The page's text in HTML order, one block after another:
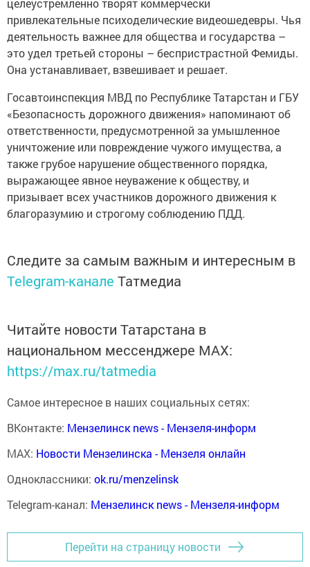
целеустремленно творят коммерчески
привлекательные психоделические видеошедевры. Чья
деятельность важнее для общества и государства –
это удел третьей стороны – беспристрастной Фемиды.
Она устанавливает, взвешивает и решает.
Госавтоинспекция МВД по Республике Татарстан и ГБУ
«Безопасность дорожного движения» напоминают об
ответственности, предусмотренной за умышленное
уничтожение или повреждение чужого имущества, а
также грубое нарушение общественного порядка,
выражающее явное неуважение к обществу, и
призывает всех участников дорожного движения к
благоразумию и строгому соблюдению ПДД.
Следите за самым важным и интересным в
Telegram-канале Татмедиа
Читайте новости Татарстана в
национальном мессенджере MАХ:
https://max.ru/tatmedia
Самое интересное в наших социальных сетях:
ВКонтакте: Мензелинск news - Мензеля-информ
MAX: Новости Мензелинска - Мензеля онлайн
Одноклассники: ok.ru/menzelinsk
Telegram-канал: Мензелинск news - Мензеля-информ
Перейти на страницу новости